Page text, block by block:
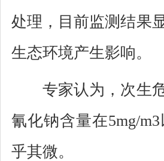
处理，目前监测结果
生态环境产生影响。
专家认为，次生危
氰化钠含量在5mg/
乎其微。